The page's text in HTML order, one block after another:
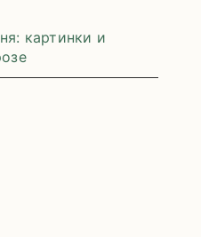
картинки и